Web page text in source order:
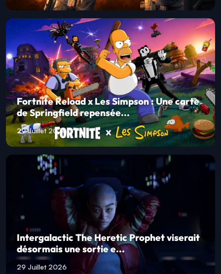
Fortnite Reload x Les Simpson : Une carte
de Springfield repensée...
29 Juillet 2026
Intergalactic The Heretic Prophet viserait
désormais une sortie e...
29 Juillet 2026